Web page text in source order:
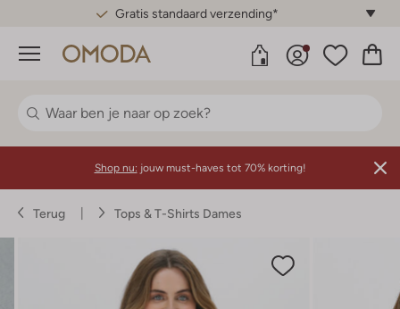
Gratis standaard verzending*
Menu
Shop nu: jouw must-haves tot 70% korting!
Terug Tops & T-Shirts Dames